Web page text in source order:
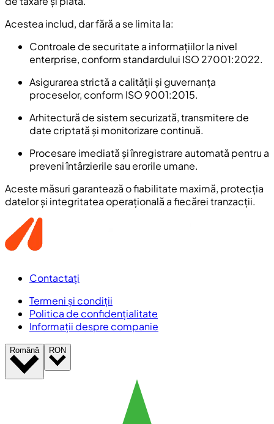
Acestea includ, dar fără a se limita la:
Controale de securitate a informațiilor la nivel
enterprise, conform standardului ISO 27001:2022.
Asigurarea strictă a calității și guvernanța
proceselor, conform ISO 9001:2015.
Arhitectură de sistem securizată, transmitere de
date criptată și monitorizare continuă.
Procesare imediată și înregistrare automată pentru a
preveni întârzierile sau erorile umane.
Aceste măsuri garantează o fiabilitate maximă, protecția
datelor și integritatea operațională a fiecărei tranzacții.
Contactați
Termeni și condiții
Politica de confidențialitate
Informații despre companie
Română RON